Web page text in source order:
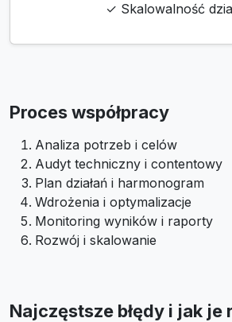
✓ Skalowalność
Proces współpracy
Analiza potrzeb i celów
Audyt techniczny i contentowy
Plan działań i harmonogram
Wdrożenia i optymalizacje
Monitoring wyników i raporty
Rozwój i skalowanie
Najczęstsze błędy i jak je